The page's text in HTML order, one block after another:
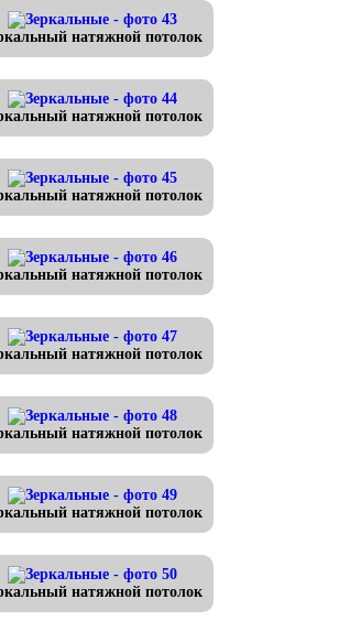
натяжной потолок
натяжной потолок
натяжной потолок
натяжной потолок
натяжной потолок
натяжной потолок
натяжной потолок
натяжной потолок